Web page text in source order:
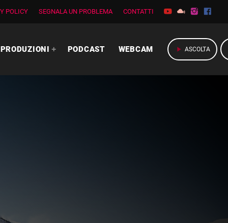
POLICY SEGNALA UN PROBLEMA CONTATTI
PRODUZIONI PODCAST WEBCAM play_arrow ASCOLTA